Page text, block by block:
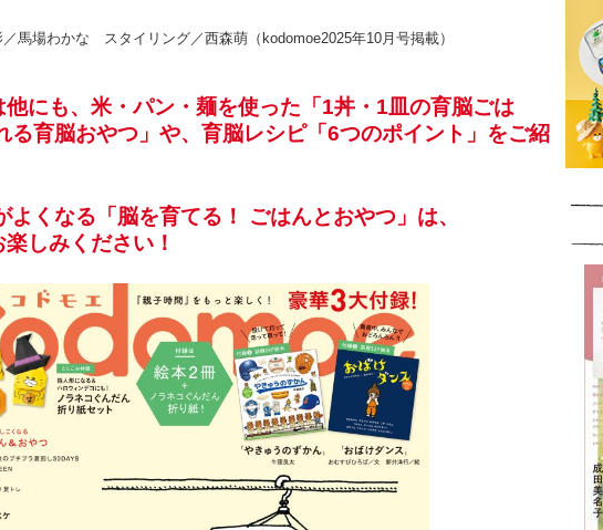
馬場わかな スタイリング／西森萌（kodomoe2025年10月号掲載）
にも、米・パン・麺を使った「1丼・1皿の育脳ごは
る育脳おやつ」や、育脳レシピ「6つのポイント」をご紹
くなる「脳を育てる！ ごはんとおやつ」は、
しみください！